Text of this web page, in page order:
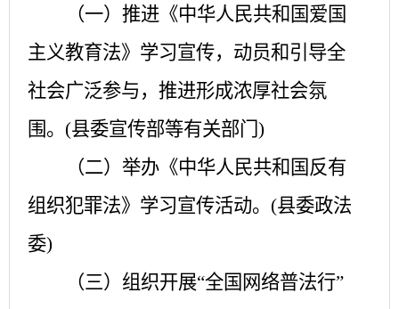
（一）推进《中华人民共和国爱国
主义教育法》学习宣传，动员和引导全
社会广泛参与，推进形成浓厚社会氛
围。 (县委宣传部等有关部门)
（二）举办《中华人民共和国反有
组织犯罪法》学习宣传活动。 (县委政法
委)
（三）组织开展“全国网络普法行”